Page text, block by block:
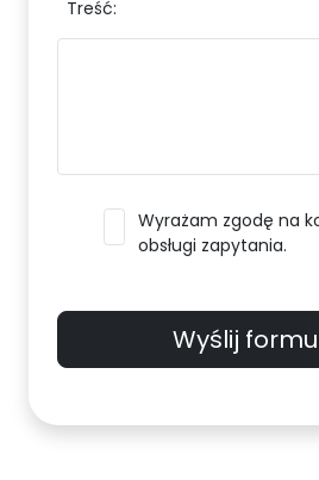
Treść:
Wyrażam zgodę na
obsługi zapytania.
Wyślij